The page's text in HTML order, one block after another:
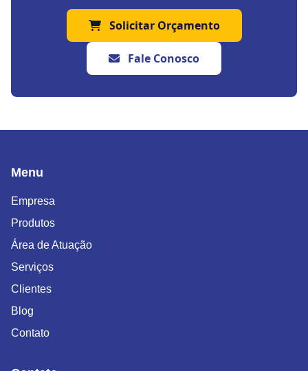
Solicitar Orçamento
Fale Conosco
Menu
Empresa
Produtos
Área de Atuação
Serviços
Clientes
Blog
Contato